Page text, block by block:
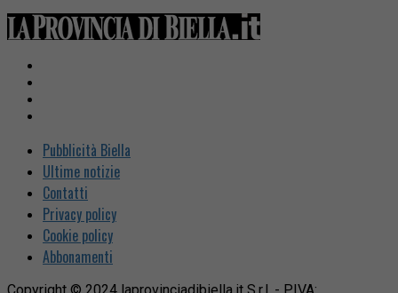
Pubblicità Biella
Ultime notizie
Contatti
Privacy policy
Cookie policy
Abbonamenti
Copyright © 2024 laprovinciadibiella.it S.r.l. - P.IVA: